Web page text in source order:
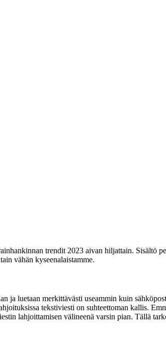
trendit 2023 aivan hiljattain. Sisältö
vähän kyseenalaistamme.
ja luetaan merkittävästi useammin kuin
tekstiviesti on suhteettoman kallis.
lahjoittamisen välineenä varsin pian. Tällä